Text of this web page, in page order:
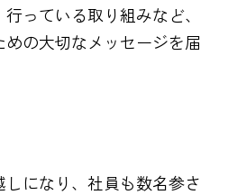
っている取り組みなど、
の大切なメッセージを届
になり、社員も数名参さ